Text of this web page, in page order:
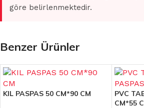
göre belirlenmektedir.
Benzer Ürünler
KIL PASPAS 50 CM*90 CM
PVC
CM*55